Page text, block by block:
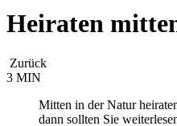
Heiraten
Zurück
3 MIN
Mitten in der Natur
dann sollten Sie